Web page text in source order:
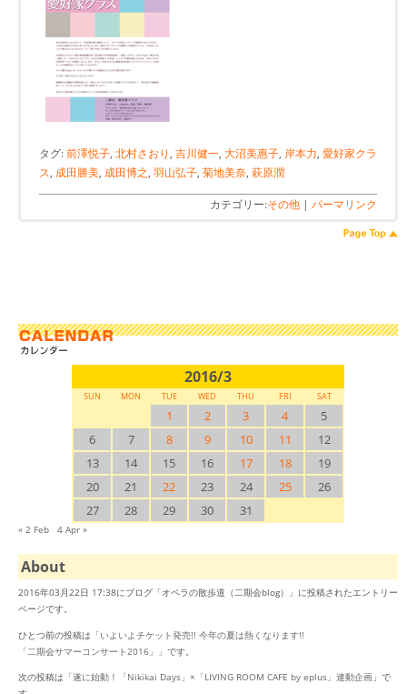
タグ:前澤悦子, 北村さおり , 吉川健一, 大沼美惠子, 岸本力, 愛好家クラ
ス, 成田勝美, 成田博之, 羽山弘子, 菊地美奈, 萩原潤
カテゴリー:その他 | パーマリンク
2016/3
SUN MON TUE WED THU FRI SAT
1 2 3 4
5
6
7 8 9 10 11
12
13
14 15 16 17 18
19
20
21 22 23 24 25
26
27
28 29 30 31
« 2 Feb 4 Apr »
About
2016年03月22日 17:38にブログ「オペラの散歩道（二期会blog）」に投稿されたエントリー
ページです。
ひとつ前の投稿は「いよいよチケット発売!! 今年の夏は熱くなります!!
「二期会サマーコンサート2016」
」です。
次の投稿は「遂に始動！「Nikikai Days」×「LIVING ROOM CAFE by eplus」連動企画 」で